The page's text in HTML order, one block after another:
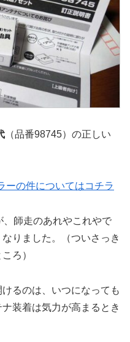
（品番98745）の正しい
ーの件についてはコチラ
師走のあれやこれやで
りました。（ついさっき
ろ）
るのは、いつになっても
装着は気力が高まるとき